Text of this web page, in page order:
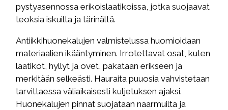
pystyasennossa erikoislaatikoissa, jotka suojaavat
teoksia iskuilta ja tärinältä.
Antiikkihuonekalujen valmistelussa huomioidaan
materiaalien ikääntyminen. Irrotettavat osat, kuten
laatikot, hyllyt ja ovet, pakataan erikseen ja
merkitään selkeästi. Hauraita puuosia vahvistetaan
tarvittaessa väliaikaisesti kuljetuksen ajaksi.
Huonekalujen pinnat suojataan naarmuilta ja